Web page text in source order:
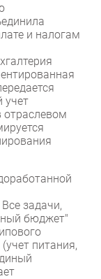
и налогам
учет
задачи,
бюджет"
питания,